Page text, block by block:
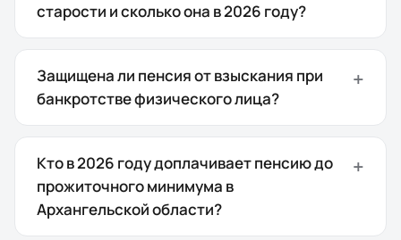
старости и сколько она в 2026 году?
Защищена ли пенсия от взыскания при
банкротстве физического лица?
Кто в 2026 году доплачивает пенсию до
прожиточного минимума в
Архангельской области?